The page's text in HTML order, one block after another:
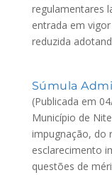
regulamentares
entrada em
reduzida
Súmula
(Publicada em
Município de
impugnação, do
esclarecimento
questões de